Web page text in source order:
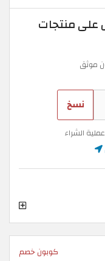
فعال على منتجات
موثق
نسخ
الشراء
كوبون خصم